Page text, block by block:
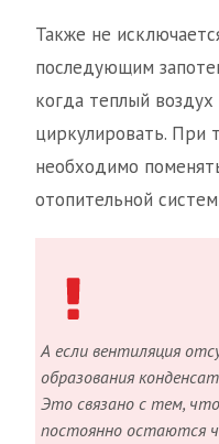
Также не
последующим
когда теплый
циркулировать. При
необходимо
отопительной
А если вентиляция
образования
Это связано с тем,
постоянно остаются